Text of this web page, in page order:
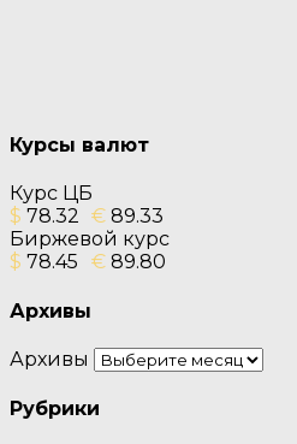
Курсы валют
Курс ЦБ
$ 78.32 € 89.33
Биржевой курс
$ 78.45 € 89.80
Архивы
Архивы
Рубрики